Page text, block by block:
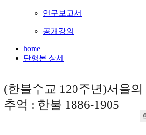
연구보고서
공개강의
home
단행본 상세
(한불수교 120주년)서울의
추억 : 한불 1886-1905